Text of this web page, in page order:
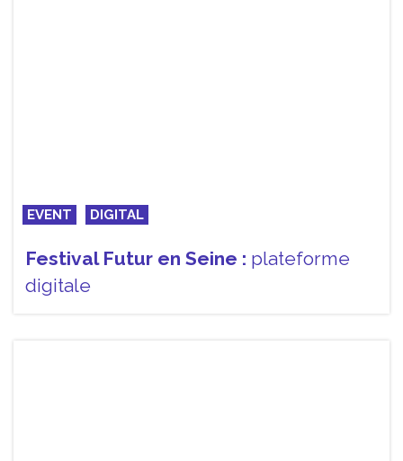
EVENT DIGITAL
Festival Futur en Seine : plateforme
digitale